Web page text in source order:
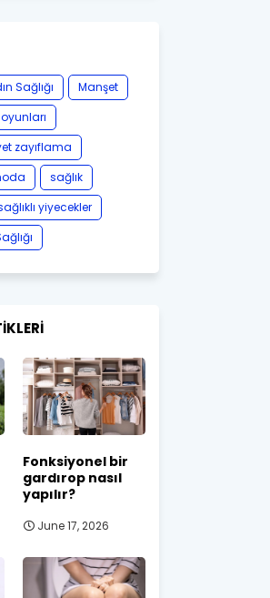
Sağlığı
Manşet
zayıflama
sağlık
yiyecekler
Fonksiyonel bir
gardırop nasıl
yapılır?
June 17, 2026